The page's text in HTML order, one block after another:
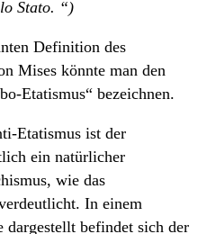
Stato. “)
Definition des
Mises könnte man den
Etatismus“ bezeichnen.
Etatismus ist der
ein natürlicher
wie das
In einem
dargestellt befindet sich der